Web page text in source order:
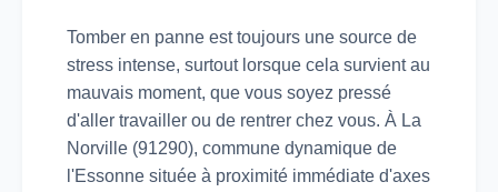
Tomber en panne est toujours une source de
stress intense, surtout lorsque cela survient au
mauvais moment, que vous soyez pressé
d'aller travailler ou de rentrer chez vous. À La
Norville (91290), commune dynamique de
l'Essonne située à proximité immédiate d'axes